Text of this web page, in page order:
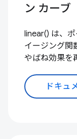
ン カーブ
linear() は、
イージング関
やばね効果を
ドキュ